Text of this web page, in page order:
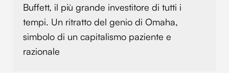
Buffett, il più grande investitore di tutti i
tempi. Un ritratto del genio di Omaha,
simbolo di un capitalismo paziente e
razionale